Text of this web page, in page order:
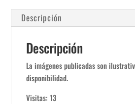
Descripción
Descripción
La imágenes publicadas son
disponibilidad.
Visitas: 13